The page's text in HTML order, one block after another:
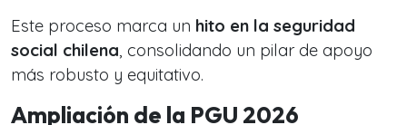
Este proceso marca un hito en la seguridad
social chilena, consolidando un pilar de apoyo
más robusto y equitativo.
Ampliación de la PGU 2026